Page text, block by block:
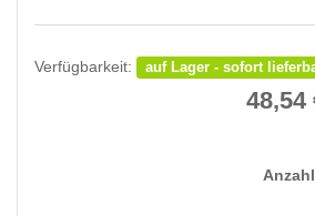
Verfügbarkeit: auf Lager - sofort
48,54